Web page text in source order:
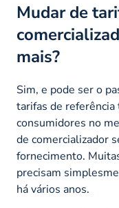
Mudar de
mais?
Sim, e pode ser o
tarifas de
consumidores no
de comercializador
fornecimento.
precisam
há vários anos.